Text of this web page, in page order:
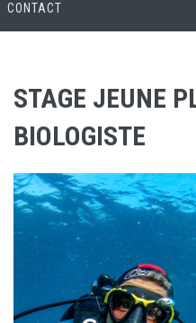
CONTACT
STAGE JEUNE
BIOLOGISTE